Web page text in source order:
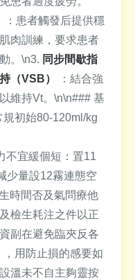
：患者觸發后提供穩
訓練，要求患者
。\n3. 同步間歇指
（VSB）
：結合強
維持Vt。\n\n### 基
初始80-120ml/kg
力不宜緩個短：置11
少量設12霧連態空
時間否及氣問療他
檢生耗注之件以正
副在避免臨夾反各
，用防止損的感要如
溫未不自主夠靈按